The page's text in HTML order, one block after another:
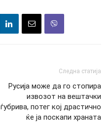
Следна статија
Русија може да го стопира
извозот на вештачки
ѓубрива, потег кој драстично
ќе ја поскапи храната